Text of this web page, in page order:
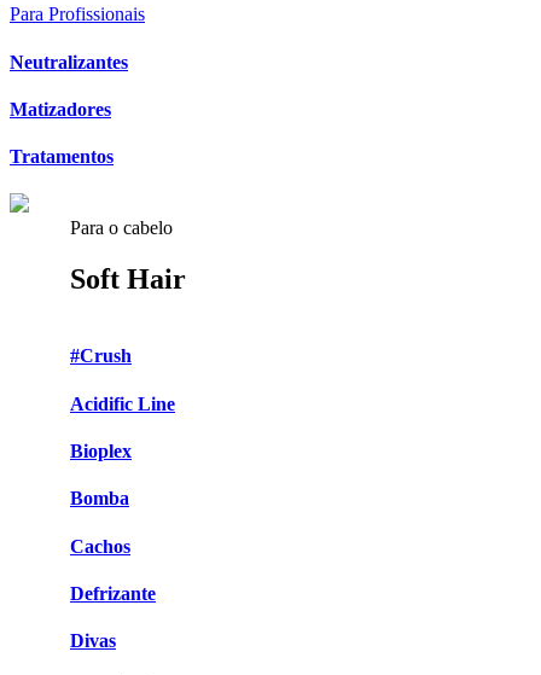
Para Profissionais
Neutralizantes
Matizadores
Tratamentos
Para o cabelo
Soft Hair
#Crush
Acidific Line
Bioplex
Bomba
Cachos
Defrizante
Divas